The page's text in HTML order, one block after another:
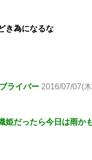
き為になるな
ライバー 2016/07/07(
姫だったら今日は雨か